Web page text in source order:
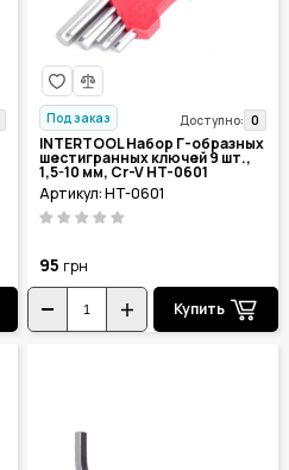
Под заказ Доступно: 0
INTERTOOL Набор Г-образных
шестигранных ключей 9 шт.,
1,5-10 мм, Cr-V HT-0601
Артикул: HT-0601
95 грн
Купить